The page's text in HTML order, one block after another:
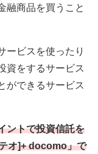
融商品を買うこと
ービスを使ったり
資をするサービス
ができるサービス
ントで投資信託を
オ]+ docomo」で